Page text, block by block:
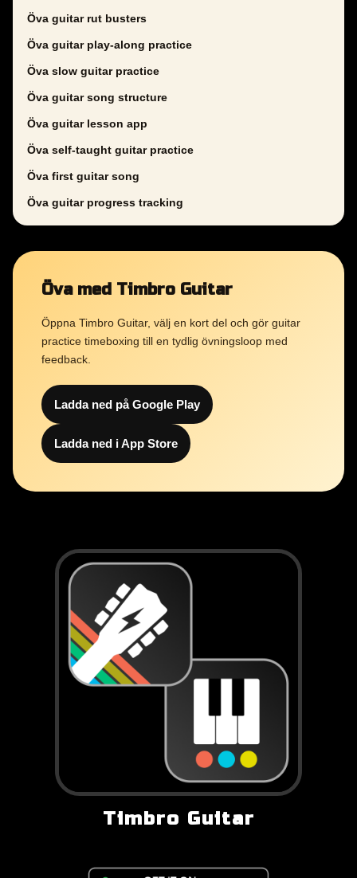
Öva guitar rut busters
Öva guitar play-along practice
Öva slow guitar practice
Öva guitar song structure
Öva guitar lesson app
Öva self-taught guitar practice
Öva first guitar song
Öva guitar progress tracking
Öva med Timbro Guitar
Öppna Timbro Guitar, välj en kort del och gör guitar
practice timeboxing till en tydlig övningsloop med
feedback.
Ladda ned på Google Play
Ladda ned i App Store
Timbro Guitar